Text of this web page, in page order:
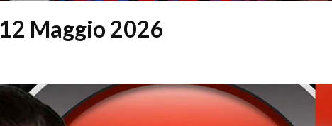
Maggio 2026